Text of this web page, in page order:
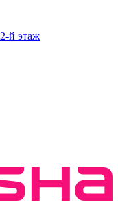
й этаж